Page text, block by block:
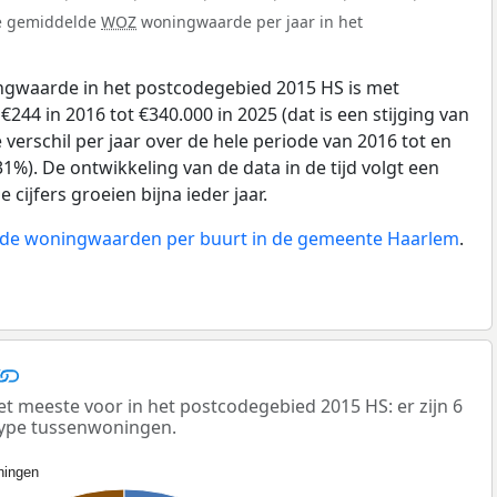
gemiddelde WOZ woningwaarde per jaar in het
in het postcodegebied 2015 HS is met
in 2016 tot €340.000 in 2025 (dat is een stijging van
verschil per jaar over de hele periode van 2016 tot en
De ontwikkeling van de data in de tijd volgt een
cijfers groeien bijna ieder jaar.
woningwaarden per buurt in de gemeente Haarlem.
meeste voor in het postcodegebied 2015 HS: er zijn 6
tussenwoningen.